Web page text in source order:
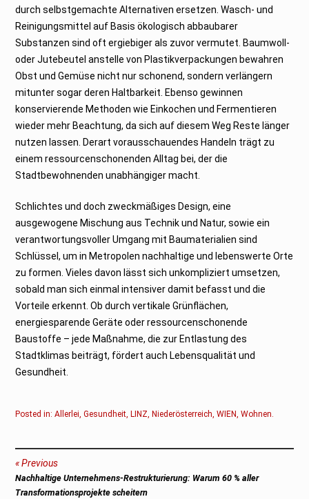
durch selbstgemachte Alternativen ersetzen. Wasch- und
Reinigungsmittel auf Basis ökologisch abbaubarer
Substanzen sind oft ergiebiger als zuvor vermutet. Baumwoll-
oder Jutebeutel anstelle von Plastikverpackungen bewahren
Obst und Gemüse nicht nur schonend, sondern verlängern
mitunter sogar deren Haltbarkeit. Ebenso gewinnen
konservierende Methoden wie Einkochen und Fermentieren
wieder mehr Beachtung, da sich auf diesem Weg Reste länger
nutzen lassen. Derart vorausschauendes Handeln trägt zu
einem ressourcenschonenden Alltag bei, der die
Stadtbewohnenden unabhängiger macht.
Schlichtes und doch zweckmäßiges Design, eine
ausgewogene Mischung aus Technik und Natur, sowie ein
verantwortungsvoller Umgang mit Baumaterialien sind
Schlüssel, um in Metropolen nachhaltige und lebenswerte Orte
zu formen. Vieles davon lässt sich unkompliziert umsetzen,
sobald man sich einmal intensiver damit befasst und die
Vorteile erkennt. Ob durch vertikale Grünflächen,
energiesparende Geräte oder ressourcenschonende
Baustoffe – jede Maßnahme, die zur Entlastung des
Stadtklimas beiträgt, fördert auch Lebensqualität und
Gesundheit.
Posted in:Allerlei,Gesundheit,LINZ,Niederösterreich,WIEN,Wohnen.
Beitragsnavigation
Previous
Previous
post:
Nachhaltige Unternehmens-Restrukturierung: Warum 60 % aller
Transformationsprojekte scheitern